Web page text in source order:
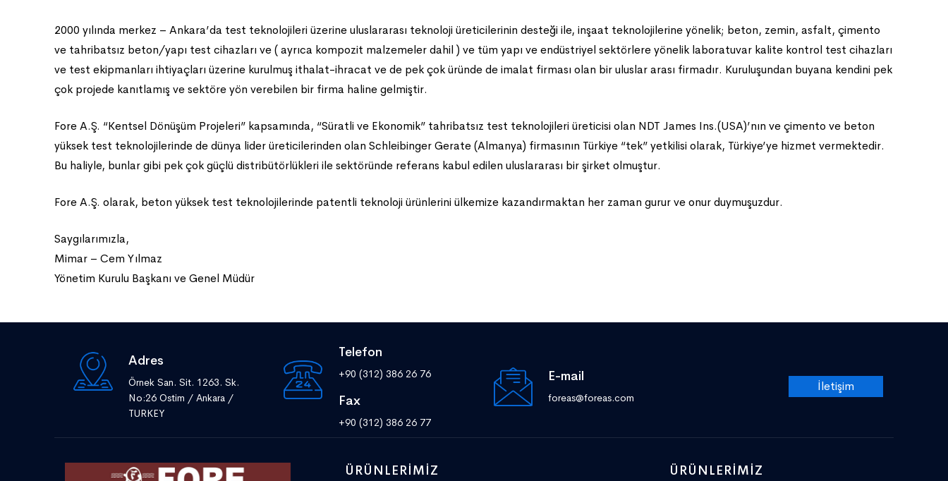
2000 yılında merkez – Ankara’da test teknolojileri üzerine uluslararası teknoloji üreticilerinin desteği ile, inşaat teknolojilerine yönelik; beton, zemin, asfalt, çimento
ve tahribatsız beton/yapı test cihazları ve ( ayrıca kompozit malzemeler dahil ) ve tüm yapı ve endüstriyel sektörlere yönelik laboratuvar kalite kontrol test cihazları
ve test ekipmanları ihtiyaçları üzerine kurulmuş ithalat-ihracat ve de pek çok üründe de imalat firması olan bir uluslar arası firmadır. Kuruluşundan buyana kendini pek
çok projede kanıtlamış ve sektöre yön verebilen bir firma haline gelmiştir.
Fore A.Ş. “Kentsel Dönüşüm Projeleri” kapsamında, “Süratli ve Ekonomik” tahribatsız test teknolojileri üreticisi olan NDT James Ins.(USA)’nın ve çimento ve beton
yüksek test teknolojilerinde de dünya lider üreticilerinden olan Schleibinger Gerate (Almanya) firmasının Türkiye “tek” yetkilisi olarak, Türkiye’ye hizmet vermektedir.
Bu haliyle, bunlar gibi pek çok güçlü distribütörlükleri ile sektöründe referans kabul edilen uluslararası bir şirket olmuştur.
Fore A.Ş. olarak, beton yüksek test teknolojilerinde patentli teknoloji ürünlerini ülkemize kazandırmaktan her zaman gurur ve onur duymuşuzdur.
Saygılarımızla,
Mimar – Cem Yılmaz
Yönetim Kurulu Başkanı ve Genel Müdür
Adres
Örnek San. Sit. 1263. Sk.
No:26 Ostim / Ankara /
TURKEY
Telefon
+90 (312) 386 26 76
Fax
+90 (312) 386 26 77
E-mail
foreas@foreas.com
İletişim
ÜRÜNLERIMIZ ÜRÜNLERIMIZ